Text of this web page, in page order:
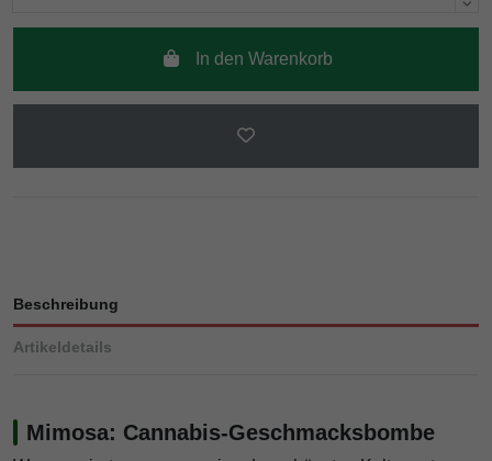
In den Warenkorb
Beschreibung
Artikeldetails
Mimosa: Cannabis-Geschmacksbombe